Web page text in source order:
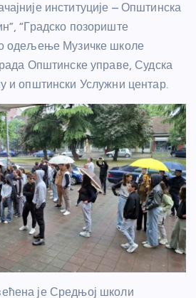
институције – Општинска
“Градско позориште
одељење Музичке школе
Општинске управе, Судска
и општински Услужни центар.
је Средњој школи